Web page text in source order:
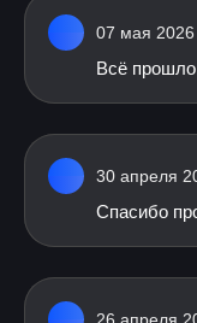
07 мая
Всё прошло
30 апреля
Спасибо